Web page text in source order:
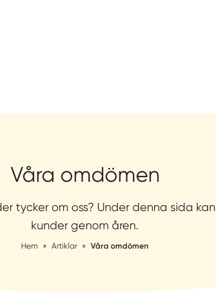
Våra omdömen
tycker om oss? Under denna sida
kunder genom åren.
Hem » Artiklar » Våra omdömen